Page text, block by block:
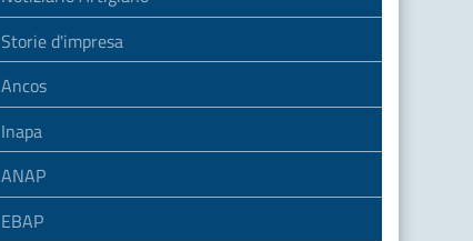
Storie d'impresa
Ancos
Inapa
ANAP
EBAP